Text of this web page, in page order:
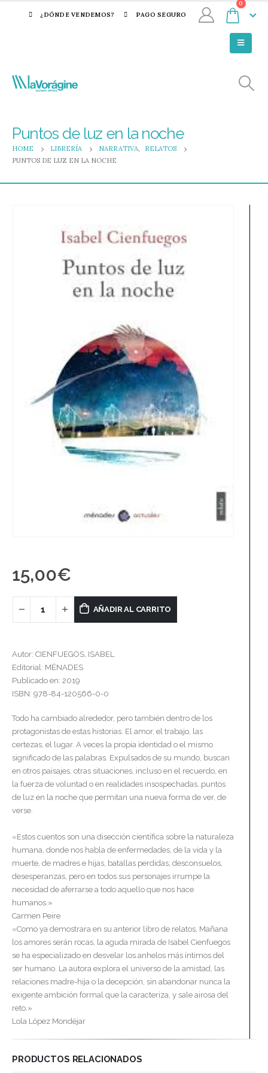
¿DÓNDE VENDEMOS? PAGO SEGURO
0
Puntos de luz en la noche
HOME LIBRERÍA NARRATIVA,
RELATOS
PUNTOS DE LUZ EN LA NOCHE
15,00€
AÑADIR AL CARRITO
Autor: CIENFUEGOS, ISABEL
Editorial: MÉNADES
Publicado en: 2019
ISBN: 978-84-120566-0-0
Todo ha cambiado alrededor, pero también dentro de los
protagonistas de estas historias. El amor, el trabajo, las
certezas, el lugar. A veces la propia identidad o el mismo
significado de las palabras. Expulsados de su mundo, buscan
en otros paisajes, otras situaciones, incluso en el recuerdo, en
la fuerza de voluntad o en realidades insospechadas, puntos
de luz en la noche que permitan una nueva forma de ver, de
verse.
«Estos cuentos son una disección científica sobre la naturaleza
humana, donde nos habla de enfermedades, de la vida y la
muerte, de madres e hijas, batallas perdidas, desconsuelos,
desesperanzas, pero en todos sus personajes irrumpe la
necesidad de aferrarse a todo aquello que nos hace
humanos.»
Carmen Peire
«Como ya demostrara en su anterior libro de relatos, Mañana
los amores serán rocas, la aguda mirada de Isabel Cienfuegos
se ha especializado en desvelar los anhelos más íntimos del
ser humano. La autora explora el universo de la amistad, las
relaciones madre-hija o la decepción, sin abandonar nunca la
exigente ambición formal que la caracteriza, y sale airosa del
reto.»
Lola López Mondéjar
PRODUCTOS RELACIONADOS